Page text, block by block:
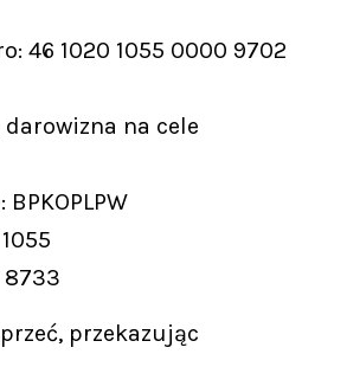
46 1020 1055 0000 9702
darowizna na cele
BPKOPLPW
8733
przekazując